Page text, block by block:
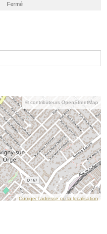
Fermé
© contributeurs OpenStreetMap
Corriger l’adresse ou la localisation